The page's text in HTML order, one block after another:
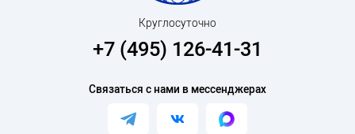
Круглосуточно
+7 (495) 126-41-31
Связаться с нами в мессенджерах